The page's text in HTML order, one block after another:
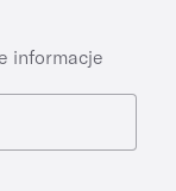
informacje